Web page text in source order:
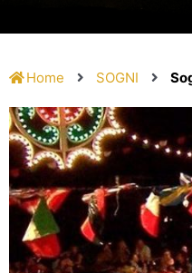
Home SOGNI